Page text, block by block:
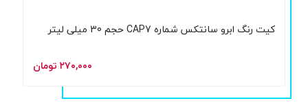
کیت رنگ ابرو سانتکس شماره CAP7 حجم 30 میلی لیتر
۲۷۰,۰۰۰ تومان